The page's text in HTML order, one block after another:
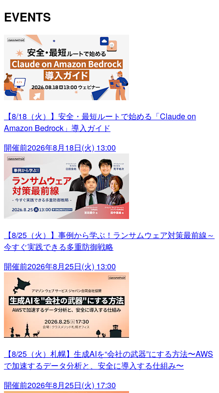
EVENTS
【8/18（火）】安全・最短ルートで始める「Claude on
Amazon Bedrock」導入ガイド
開催前2026年8月18日(火) 13:00
【8/25（火）】事例から学ぶ！ランサムウェア対策最前線～
今すぐ実践できる多重防御戦略
開催前2026年8月25日(火) 13:00
【8/25（火）札幌】生成AIを“会社の武器”にする方法〜AWS
で加速するデータ分析と、安全に導入する仕組み〜
開催前2026年8月25日(火) 17:30